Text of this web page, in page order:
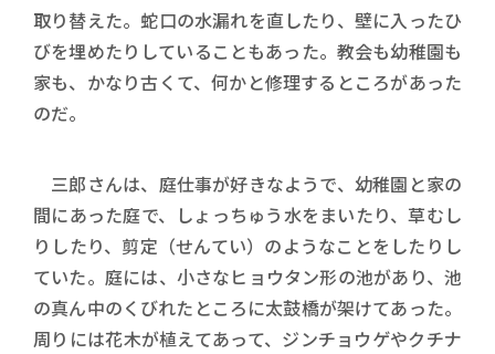
取り替えた。蛇口の水漏れを直したり、壁に入ったひ
びを埋めたりしていることもあった。教会も幼稚園も
家も、かなり古くて、何かと修理するところがあった
のだ。
三郎さんは、庭仕事が好きなようで、幼稚園と家の
間にあった庭で、しょっちゅう水をまいたり、草むし
りしたり、剪定（せんてい）のようなことをしたりし
ていた。庭には、小さなヒョウタン形の池があり、池
の真ん中のくびれたところに太鼓橋が架けてあった。
周りには花木が植えてあって、ジンチョウゲやクチナ